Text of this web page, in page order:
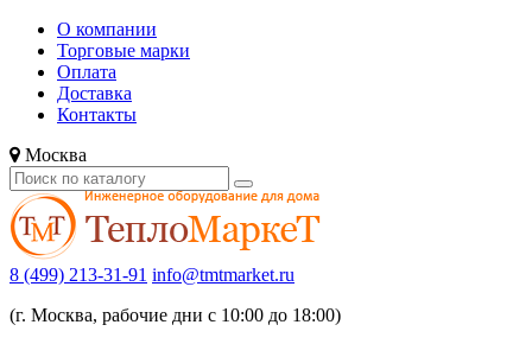
О компании
Торговые марки
Оплата
Доставка
Контакты
Москва
8 (499) 213-31-91 info@tmtmarket.ru
(г. Москва, рабочие дни с 10:00 до 18:00)